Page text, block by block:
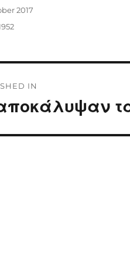
2017
IN